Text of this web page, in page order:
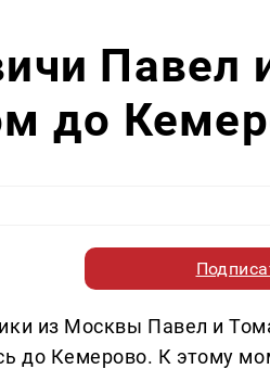
Павел
до
из Москвы Павел и
до Кемерово. К этому